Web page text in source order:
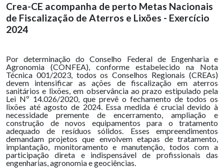
Crea-CE acompanha de perto Metas Nacionais
de Fiscalização de Aterros e Lixões - Exercício
2024
Por determinação do Conselho Federal de Engenharia e
Agronomia (CONFEA), conforme estabelecido na Nota
Técnica 001/2023, todos os Conselhos Regionais (CREAs)
devem intensificar as ações de fiscalização em aterros
sanitários e lixões, em observância ao prazo estipulado pela
Lei Nº 14.026/2020, que prevê o fechamento de todos os
lixões até agosto de 2024. Essa medida é crucial devido à
necessidade premente de encerramento, ampliação e
construção de novos equipamentos para o tratamento
adequado de resíduos sólidos. Esses empreendimentos
demandam projetos que envolvem etapas de tratamento,
implantação, monitoramento e manutenção, todos com a
participação direta e indispensável de profissionais das
engenharias, agronomia e geociências.